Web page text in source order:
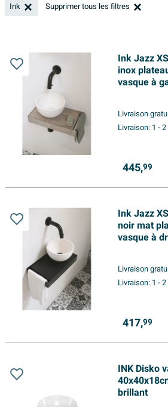
Ink Supprimer tous les filtres
Ink Jazz
inox
vasque à
Livraison
Livraison: 1 -
445,99
Ink Jazz
noir mat
vasque à
Livraison
Livraison: 1 -
417,99
INK Disko
brillant